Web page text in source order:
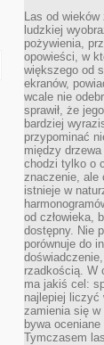
Las od
ludzkiej
pożywienia,
opowieści, w
większego od
ekranów,
wcale nie
sprawił, że
bardziej
przypominać
między
chodzi tylko o
znaczenie, ale
istnieje w
od człowieka,
dostępny. Nie
porównuje do
rzadkością. W
ma jakiś cel:
najlepiej liczyć
zamienia się w
bywa
Tymczasem